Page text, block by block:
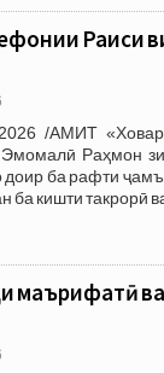
Раиси
/АМИТ
Раҳмон
ба рафти
ба кишти такрорӣ
маърифатӣ